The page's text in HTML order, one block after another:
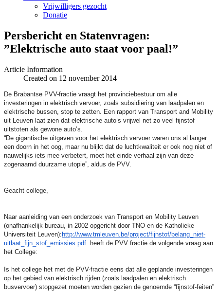
Vrijwilligers gezocht
Donatie
Persbericht en Statenvragen:
”Elektrische auto staat voor paal!”
Article Information
Created on 12 november 2014
De Brabantse PVV-fractie vraagt het provinciebestuur om alle
investeringen in elektrisch vervoer, zoals subsidiëring van laadpalen en
elektrische bussen, stop te zetten. Een rapport van Transport and Mobility
uit Leuven laat zien dat elektrische auto’s vrijwel net zo veel fijnstof
uitstoten als gewone auto’s.
“De gigantische uitgaven voor het elektrisch vervoer waren ons al langer
een doorn in het oog, maar nu blijkt dat de luchtkwaliteit er ook nog niet of
nauwelijks iets mee verbetert, moet het einde verhaal zijn van deze
zogenaamd duurzame utopie”, aldus de PVV.
Geacht college,
Naar aanleiding van een onderzoek van Transport en Mobility Leuven
(onafhankelijk bureau, in 2002 opgericht door TNO en de Katholieke
Universiteit Leuven): http://www.tmleuven.be/project/fijnstof/belang_niet-
uitlaat_fijn_stof_emissies.pdf heeft de PVV fractie de volgende vraag aan
het College:
Is het college het met de PVV-fractie eens dat alle geplande investeringen
op het gebied van elektrisch rijden (zoals laadpalen en elektrisch
busvervoer) stopgezet moeten worden gezien de genoemde “fijnstof-feiten”